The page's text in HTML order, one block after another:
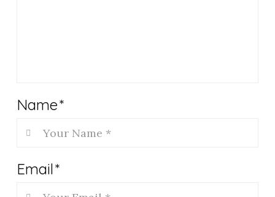
Name*
Email*